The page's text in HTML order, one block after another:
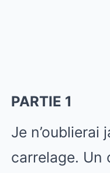
PARTIE 1
Je
carrelage. Un